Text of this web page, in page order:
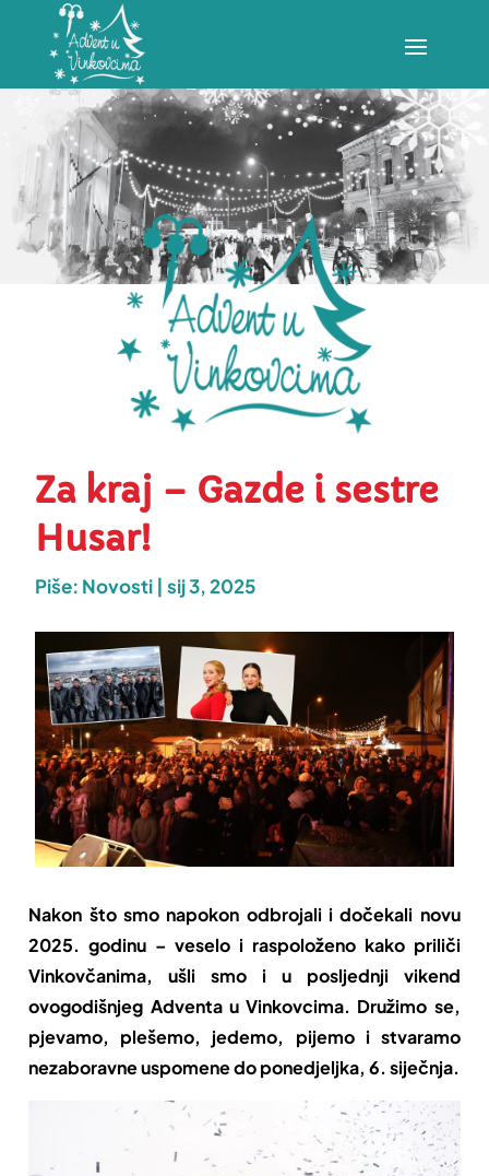
Za kraj – Gazde i sestre
Husar!
Piše: Novosti |sij 3, 2025
Nakon što smo napokon odbrojali i dočekali novu
2025. godinu – veselo i raspoloženo kako priliči
Vinkovčanima, ušli smo i u posljednji vikend
ovogodišnjeg Adventa u Vinkovcima. Družimo se,
pjevamo, plešemo, jedemo, pijemo i stvaramo
nezaboravne uspomene do ponedjeljka, 6. siječnja.